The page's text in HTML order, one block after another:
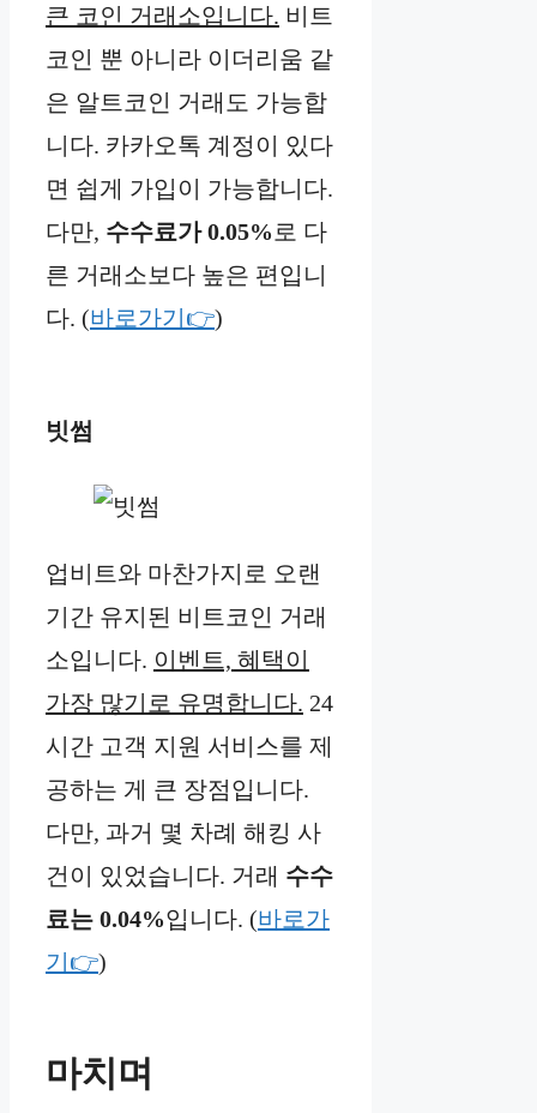
큰 코인 거래소입니다. 비트
코인 뿐 아니라 이더리움 같
은 알트코인 거래도 가능합
니다. 카카오톡 계정이 있다
면 쉽게 가입이 가능합니다.
다만, 수수료가 0.05% 로 다
른 거래소보다 높은 편입니
다. (바로가기👉)
빗썸
업비트와 마찬가지로 오랜
기간 유지된 비트코인 거래
소입니다. 이벤트, 혜택이
가장 많기로 유명합니다. 24
시간 고객 지원 서비스를 제
공하는 게 큰 장점입니다.
다만, 과거 몇 차례 해킹 사
건이 있었습니다. 거래 수수
료는 0.04%입니다. (바로가
기👉)
마치며